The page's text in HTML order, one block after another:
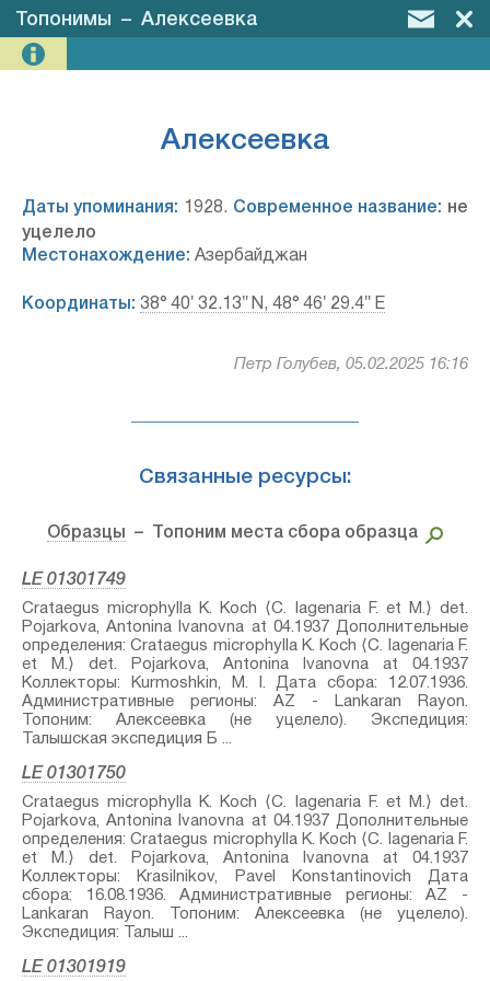
Топонимы – Алексеевка
Алексеевка
Даты упоминания: 1928. Современное название: не
уцелело
Местонахождение: Азербайджан
Координаты: 38° 40′ 32.13″ N, 48° 46′ 29.4″ E
Петр Голубев, 05.02.2025 16:16
Связанные ресурсы:
Образцы – Топоним места сбора образца
LE 01301749
Crataegus microphylla K. Koch⁣ ⟨C. lagenaria F. et M.⟩ det.
Pojarkova, Antonina Ivanovna at 04.1937 Дополнительные
определения: Crataegus microphylla K. Koch⁣ ⟨C. lagenaria F.
et M.⟩ det. Pojarkova, Antonina Ivanovna at 04.1937
Коллекторы: Kurmoshkin, M. I. Дата сбора: 12.07.1936.
Административные регионы: AZ - Lankaran Rayon.
Топоним: Алексеевка (не уцелело). Экспедиция:
Талышская экспедиция Б ...
LE 01301750
Crataegus microphylla K. Koch⁣ ⟨C. lagenaria F. et M.⟩ det.
Pojarkova, Antonina Ivanovna at 04.1937 Дополнительные
определения: Crataegus microphylla K. Koch⁣ ⟨C. lagenaria F.
et M.⟩ det. Pojarkova, Antonina Ivanovna at 04.1937
Коллекторы: Krasilnikov, Pavel Konstantinovich Дата
сбора: 16.08.1936. Административные регионы: AZ -
Lankaran Rayon. Топоним: Алексеевка (не уцелело).
Экспедиция: Талыш ...
LE 01301919